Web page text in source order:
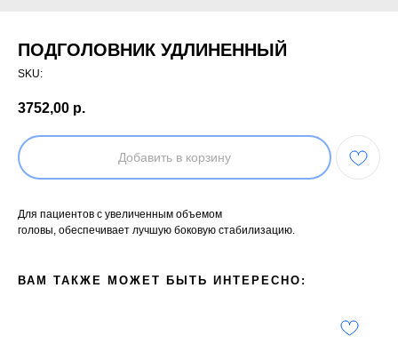
ПОДГОЛОВНИК УДЛИНЕННЫЙ
SKU:
3752,00 р.
Добавить в корзину
Для пациентов с увеличенным объемом
головы, обеспечивает лучшую боковую стабилизацию.
ВАМ ТАКЖЕ МОЖЕТ БЫТЬ ИНТЕРЕСНО: